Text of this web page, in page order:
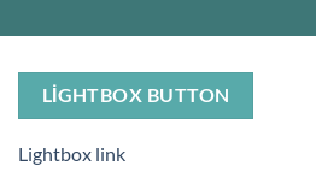
LIGHTBOX BUTTON
Lightbox link